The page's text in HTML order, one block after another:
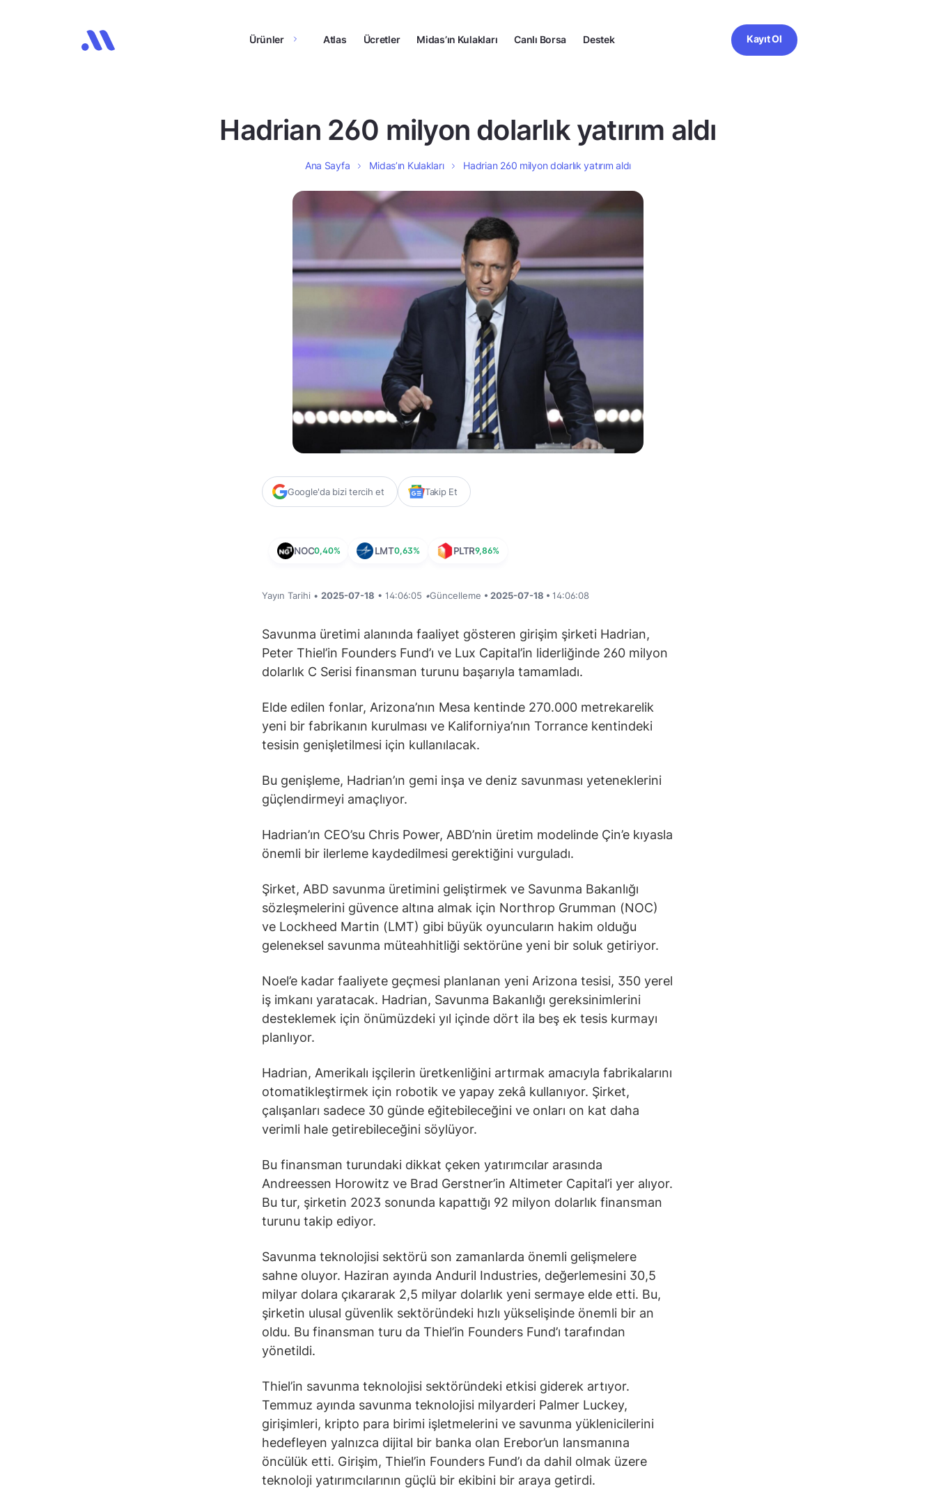
Ürünler Atlas Ücretler Midas’ın Kulakları Canlı Borsa Destek Kayıt Ol
Hadrian 260 milyon dolarlık yatırım aldı
Ana Sayfa Midas’ın Kulakları Hadrian 260 milyon dolarlık yatırım aldı
Google'da bizi tercih et Takip Et
NOC0,40% LMT0,63% PLTR9,86%
Yayın Tarihi • 2025-07-18 • 14:06:05 •Güncelleme • 2025-07-18 • 14:06:08
Savunma üretimi alanında faaliyet gösteren girişim şirketi Hadrian,
Peter Thiel’in Founders Fund’ı ve Lux Capital’in liderliğinde 260 milyon
dolarlık C Serisi finansman turunu başarıyla tamamladı.
Elde edilen fonlar, Arizona’nın Mesa kentinde 270.000 metrekarelik
yeni bir fabrikanın kurulması ve Kaliforniya’nın Torrance kentindeki
tesisin genişletilmesi için kullanılacak.
Bu genişleme, Hadrian’ın gemi inşa ve deniz savunması yeteneklerini
güçlendirmeyi amaçlıyor.
Hadrian’ın CEO’su Chris Power, ABD’nin üretim modelinde Çin’e kıyasla
önemli bir ilerleme kaydedilmesi gerektiğini vurguladı.
Şirket, ABD savunma üretimini geliştirmek ve Savunma Bakanlığı
sözleşmelerini güvence altına almak için Northrop Grumman (NOC)
ve Lockheed Martin (LMT) gibi büyük oyuncuların hakim olduğu
geleneksel savunma müteahhitliği sektörüne yeni bir soluk getiriyor.
Noel’e kadar faaliyete geçmesi planlanan yeni Arizona tesisi, 350 yerel
iş imkanı yaratacak. Hadrian, Savunma Bakanlığı gereksinimlerini
desteklemek için önümüzdeki yıl içinde dört ila beş ek tesis kurmayı
planlıyor.
Hadrian, Amerikalı işçilerin üretkenliğini artırmak amacıyla fabrikalarını
otomatikleştirmek için robotik ve yapay zekâ kullanıyor. Şirket,
çalışanları sadece 30 günde eğitebileceğini ve onları on kat daha
verimli hale getirebileceğini söylüyor.
Bu finansman turundaki dikkat çeken yatırımcılar arasında
Andreessen Horowitz ve Brad Gerstner’in Altimeter Capital’i yer alıyor.
Bu tur, şirketin 2023 sonunda kapattığı 92 milyon dolarlık finansman
turunu takip ediyor.
Savunma teknolojisi sektörü son zamanlarda önemli gelişmelere
sahne oluyor. Haziran ayında Anduril Industries, değerlemesini 30,5
milyar dolara çıkararak 2,5 milyar dolarlık yeni sermaye elde etti. Bu,
şirketin ulusal güvenlik sektöründeki hızlı yükselişinde önemli bir an
oldu. Bu finansman turu da Thiel’in Founders Fund’ı tarafından
yönetildi.
Thiel’in savunma teknolojisi sektöründeki etkisi giderek artıyor.
Temmuz ayında savunma teknolojisi milyarderi Palmer Luckey,
girişimleri, kripto para birimi işletmelerini ve savunma yüklenicilerini
hedefleyen yalnızca dijital bir banka olan Erebor’un lansmanına
öncülük etti. Girişim, Thiel’in Founders Fund’ı da dahil olmak üzere
teknoloji yatırımcılarının güçlü bir ekibini bir araya getirdi.